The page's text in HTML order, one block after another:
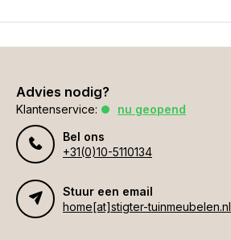
Advies nodig?
Klantenservice:
nu geopend
Bel ons
+31(0)10-5110134
Stuur een email
home[at]stigter-tuinmeubelen.nl